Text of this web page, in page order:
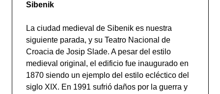
Sibenik
La ciudad medieval de Sibenik es nuestra
siguiente parada, y su Teatro Nacional de
Croacia de Josip Slade. A pesar del estilo
medieval original, el edificio fue inaugurado en
1870 siendo un ejemplo del estilo ecléctico del
siglo XIX. En 1991 sufrió daños por la guerra y